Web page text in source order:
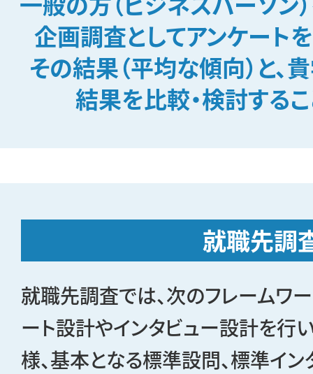
企画調査としてアンケート
その結果（平均な傾向）と
結果を比較・検討する
就職先調
就職先調査では、次のフレームワ
ート設計やインタビュー設計を行
様、基本となる標準設問、標準イ